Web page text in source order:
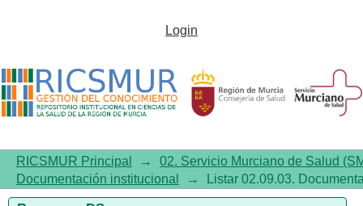
Listar 02.09.03. Documentación
publicación
Login
RICSMUR Principal →
02. Servicio Murciano de Salud
Documentación institucional
→ Listar 02.09.03.